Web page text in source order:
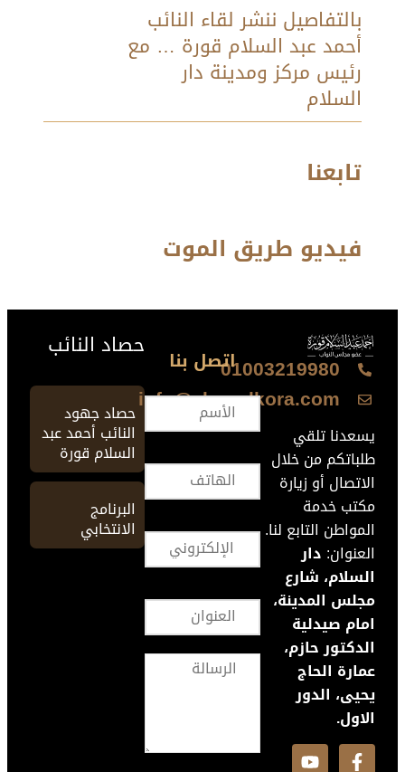
بالتفاصيل ننشر لقاء النائب
أحمد عبد السلام قورة … مع
رئيس مركز ومدينة دار
السلام
تابعنا
فيديو طريق الموت
01003219980
info@ahmedkora.com
يسعدنا تلقي
طلباتكم من خلال
الاتصال أو زيارة
مكتب خدمة
المواطن التابع لنا.
العنوان: دار
السلام، شارع
مجلس المدينة،
امام صيدلية
الدكتور حازم،
عمارة الحاج
يحيى، الدور
الاول.
اتصل بنا حصاد النائب
حصاد جهود
النائب أحمد عبد
السلام قورة
البرنامج
الانتخابي